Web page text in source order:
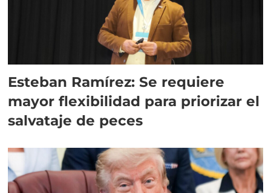
Esteban Ramírez: Se requiere
mayor flexibilidad para priorizar el
salvataje de peces